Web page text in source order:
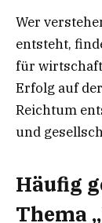
Wer
entsteht,
für
Erfolg auf
Reichtum
und
Häufig
Thema